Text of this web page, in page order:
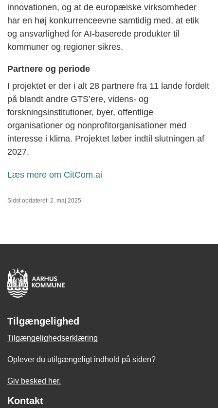
innovationen, og at de europæiske virksomheder
har en høj konkurrenceevne samtidig med, at etik
og ansvarlighed for AI-baserede produkter til
kommuner og regioner sikres.
Partnere og periode
I projektet er der i alt 28 partnere fra 11 lande fordelt
på blandt andre GTS’ere, videns- og
forskningsinstitutioner, byer, offentlige
organisationer og nonprofitorganisationer med
interesse i klima. Projektet løber indtil slutningen af
2027.
Læs mere om CitCom.ai
Sidst opdateret: 2. maj 2025
Tilgængelighed
Tilgængelighedserklæring
Oplever du utilgængeligt indhold på siden?
Giv besked her.
Kontakt